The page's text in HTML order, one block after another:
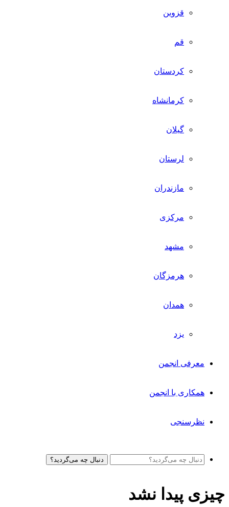
قزوین
قم
کردستان
کرمانشاه
گیلان
لرستان
مازندران
مرکزی
مشهد
هرمزگان
همدان
یزد
معرفی انجمن
همکاری با انجمن
نظرسنجی
دنبال چه می‌گردید؟
چیزی پیدا نشد